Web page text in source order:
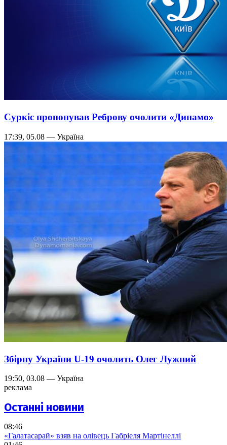
Суркіс пропонував Реброву очолити «Динамо»
17:39, 05.08 — Україна
Збірну України U-19 очолить Олег Лужний
19:50, 03.08 — Україна
реклама
Останні новини
08:46
«Галатасарай» взяв на олівець Габріеля Мартінеллі